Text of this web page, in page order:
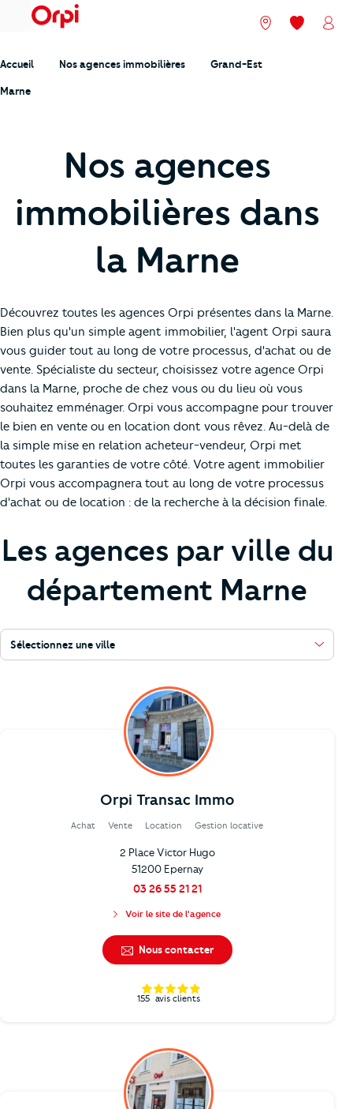
menu Nos agences
Mes
Accueil Nos agences immobilières Grand-Est
Marne
Nos agences
immobilières dans
la Marne
Découvrez toutes les agences Orpi présentes dans la Marne.
Bien plus qu'un simple agent immobilier, l'agent Orpi saura
vous guider tout au long de votre processus, d'achat ou de
vente. Spécialiste du secteur, choisissez votre agence Orpi
dans la Marne, proche de chez vous ou du lieu où vous
souhaitez emménager. Orpi vous accompagne pour trouver
le bien en vente ou en location dont vous rêvez. Au-delà de
la simple mise en relation acheteur-vendeur, Orpi met
toutes les garanties de votre côté. Votre agent immobilier
Orpi vous accompagnera tout au long de votre processus
d'achat ou de location : de la recherche à la décision finale.
Les agences par ville du
département Marne
Sélectionnez une ville
Orpi Transac Immo
Achat Vente Location Gestion locative
2 Place Victor Hugo
51200 Epernay
03 26 55 21 21
Voir le site de l'agence
Nous contacter
155 avis clients